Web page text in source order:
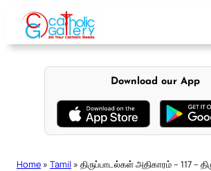
content
Download our App
Home » Tamil » திருப்பாடல்கள் அதிகாரம் – 117 –